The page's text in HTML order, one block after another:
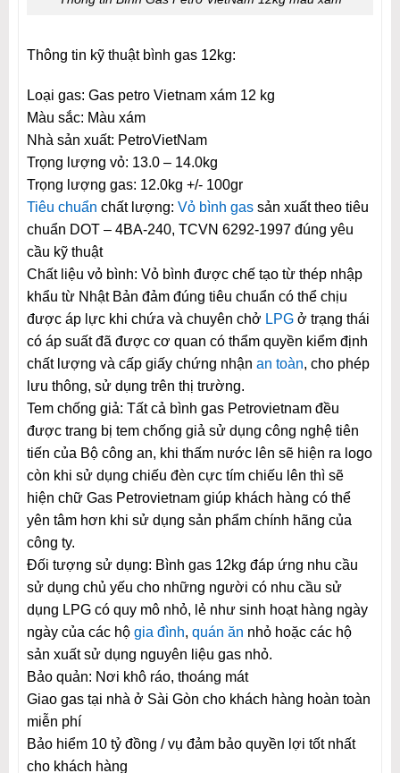
Thông tin kỹ thuật bình gas 12kg:
Loại gas: Gas petro Vietnam xám 12 kg
Màu sắc: Màu xám
Nhà sản xuất: PetroVietNam
Trọng lượng vỏ: 13.0 – 14.0kg
Trọng lượng gas: 12.0kg +/- 100gr
Tiêu chuẩn chất lượng: Vỏ bình gassản xuất theo tiêu
chuẩn DOT – 4BA-240, TCVN 6292-1997 đúng yêu
cầu kỹ thuật
Chất liệu vỏ bình: Vỏ bình được chế tạo từ thép nhập
khẩu từ Nhật Bản đảm đúng tiêu chuẩn có thể chịu
được áp lực khi chứa và chuyên chở LPGở trạng thái
có áp suất đã được cơ quan có thẩm quyền kiểm định
chất lượng và cấp giấy chứng nhận an toàn, cho phép
lưu thông, sử dụng trên thị trường.
Tem chống giả: Tất cả bình gas Petrovietnam đều
được trang bị tem chống giả sử dụng công nghệ tiên
tiến của Bộ công an, khi thấm nước lên sẽ hiện ra logo
còn khi sử dụng chiếu đèn cực tím chiếu lên thì sẽ
hiện chữ Gas Petrovietnam giúp khách hàng có thể
yên tâm hơn khi sử dụng sản phẩm chính hãng của
công ty.
Đối tượng sử dụng: Bình gas 12kg đáp ứng nhu cầu
sử dụng chủ yếu cho những người có nhu cầu sử
dụng LPG có quy mô nhỏ, lẻ như sinh hoạt hàng ngày
ngày của các hộ gia đình, quán ăn nhỏ hoặc các hộ
sản xuất sử dụng nguyên liệu gas nhỏ.
Bảo quản: Nơi khô ráo, thoáng mát
Giao gas tại nhà ở Sài Gòn cho khách hàng hoàn toàn
miễn phí
Bảo hiểm 10 tỷ đồng / vụ đảm bảo quyền lợi tốt nhất
cho khách hàng